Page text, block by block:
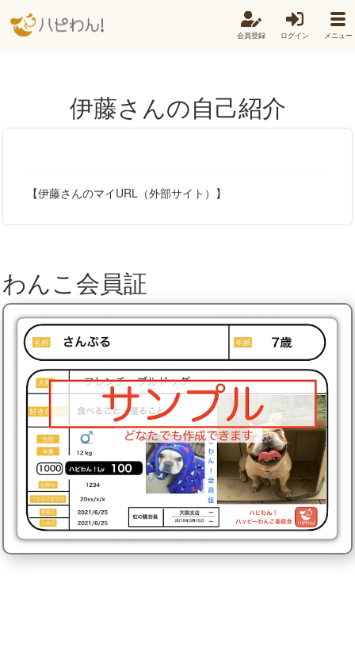
会員登録 ログイン メニュー
伊藤さんの自己紹介
【伊藤さんのマイURL（外部サイト）】
わんこ会員証